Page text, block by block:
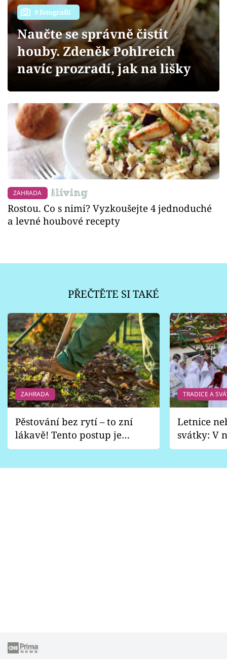
Přihlášení
Sledujte nás
9 fotografií
Naučte se správně čistit
houby. Zdeněk Pohlreich
navíc prozradí, jak na lišky
ZAHRADA
Rostou. Co s nimi? Vyzkoušejte 4 jednoduché
a levné houbové recepty
PŘEČTĚTE SI TAKÉ
ZAHRADA
Pěstování bez rytí – to zní
lákavě! Tento postup je
vhodný jen pro některé
TRADICE A
Letnice
svátky: V
pondělí